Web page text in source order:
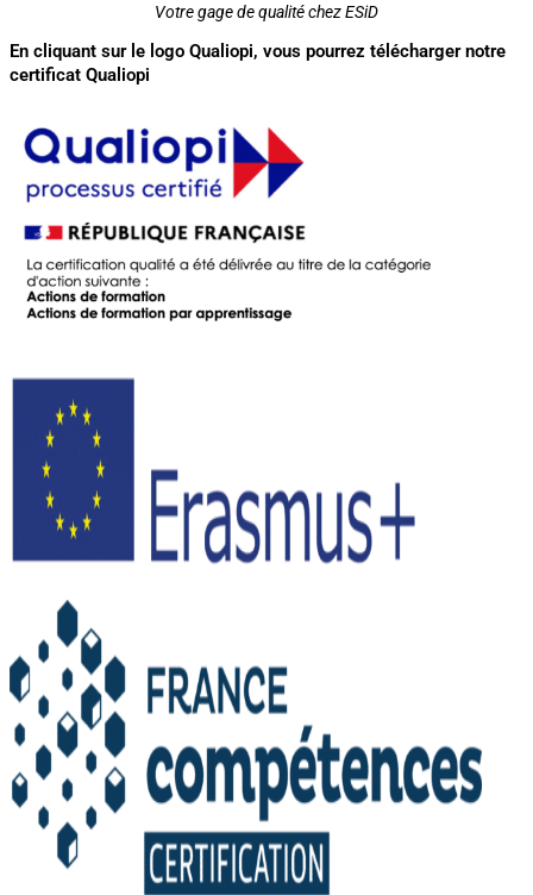
Votre gage de qualité chez ESiD
En cliquant sur le logo Qualiopi, vous pourrez télécharger notre
certificat Qualiopi